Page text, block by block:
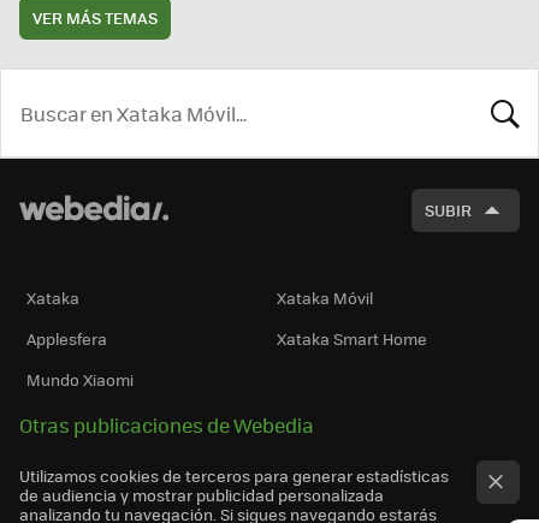
VER MÁS TEMAS
SUBIR
Xataka
Xataka Móvil
Applesfera
Xataka Smart Home
Mundo Xiaomi
Otras publicaciones de Webedia
Utilizamos cookies de terceros para generar estadísticas
de audiencia y mostrar publicidad personalizada
analizando tu navegación. Si sigues navegando estarás